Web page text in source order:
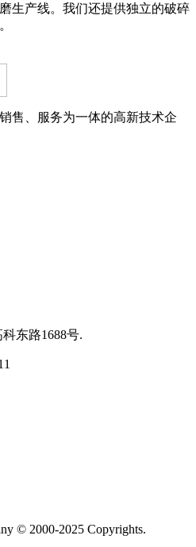
生产线。我们还提供独立的破碎
售、服务为一体的高新技术企
东路1688号.
© 2000-2025 Copyrights.